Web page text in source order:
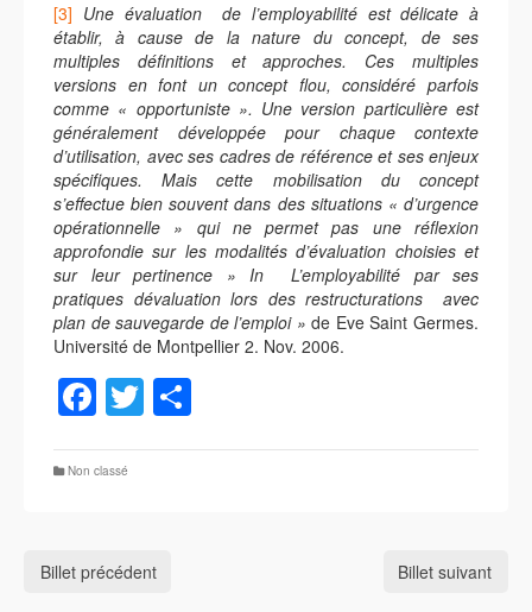
[3] Une évaluation de l’employabilité est délicate à
établir, à cause de la nature du concept, de ses
multiples définitions et approches. Ces multiples
versions en font un concept flou, considéré parfois
comme « opportuniste ». Une version particulière est
généralement développée pour chaque contexte
d’utilisation, avec ses cadres de référence et ses enjeux
spécifiques. Mais cette mobilisation du concept
s’effectue bien souvent dans des situations « d’urgence
opérationnelle » qui ne permet pas une réflexion
approfondie sur les modalités d’évaluation choisies et
sur leur pertinence » In L’employabilité par ses
pratiques dévaluation lors des restructurations avec
plan de sauvegarde de l’emploi » de Eve Saint Germes.
Université de Montpellier 2. Nov. 2006.
Facebook
Twitter
Non classé
Billet précédent Billet suivant